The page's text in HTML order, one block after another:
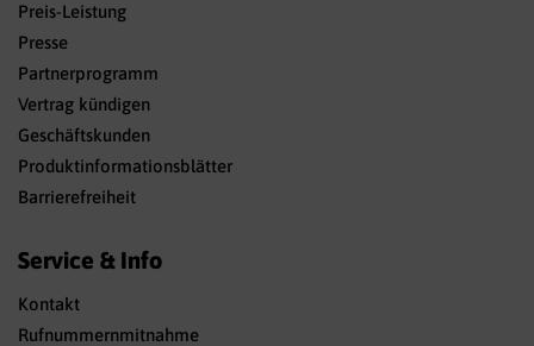
Preis-Leistung
Presse
Partnerprogramm
Vertrag kündigen
Geschäftskunden
Produktinformationsblätter
Barrierefreiheit
Service & Info
Kontakt
Rufnummernmitnahme